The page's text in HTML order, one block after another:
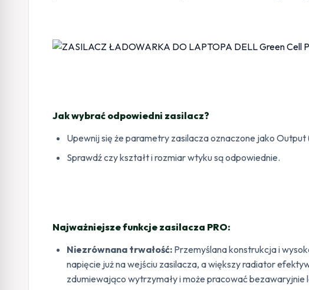
Jak wybrać odpowiedni zasilacz?
Upewnij się że parametry zasilacza oznaczone jako
Sprawdź czy kształt i rozmiar wtyku są odpowiednie.
Najważniejsze funkcje zasilacza PRO:
Niezrównana trwałość: Przemyślana konstrukcja i
napięcie już na wejściu zasilacza, a większy radiator
zdumiewająco wytrzymały i może pracować bezawaryjnie